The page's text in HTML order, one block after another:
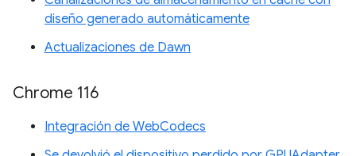
diseño generado automáticamente
Actualizaciones de Dawn
Chrome 116
Integración de WebCodecs